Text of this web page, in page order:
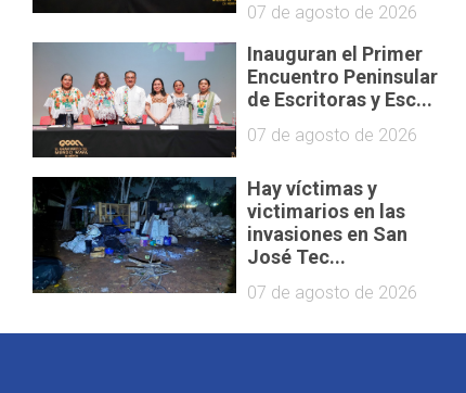
07 de agosto de 2026
Inauguran el Primer
Encuentro Peninsular
de Escritoras y Esc...
07 de agosto de 2026
Hay víctimas y
victimarios en las
invasiones en San
José Tec...
07 de agosto de 2026